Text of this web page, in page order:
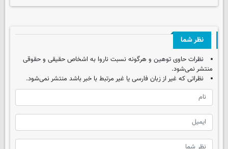
نظر شما
نظرات حاوی توهین و هرگونه نسبت ناروا به اشخاص حقیقی و حقوقی
منتشر نمی‌شود.
نظراتی که غیر از زبان فارسی یا غیر مرتبط با خبر باشد منتشر نمی‌شود.